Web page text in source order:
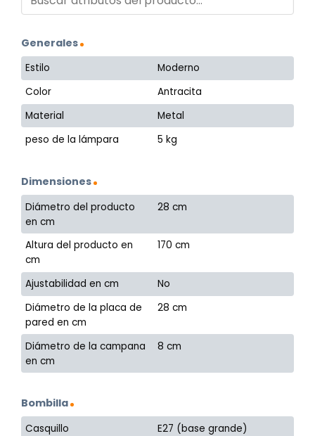
Generales
Estilo
Moderno
Color
Antracita
Material
Metal
peso de la lámpara
5 kg
Dimensiones
Diámetro del producto
en cm
28 cm
Altura del producto en
cm
170 cm
Ajustabilidad en cm
No
Diámetro de la placa de
pared en cm
28 cm
Diámetro de la campana
en cm
8 cm
Bombilla
Casquillo E27 (base grande)